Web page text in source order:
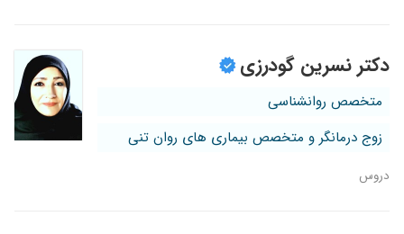
دکتر نسرین گودرزی
متخصص روانشناسی
زوج درمانگر و متخصص بیماری های روان تنی
دروس